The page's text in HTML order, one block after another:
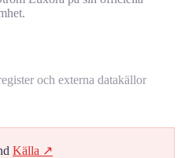
och externa datakällor
Källa ↗